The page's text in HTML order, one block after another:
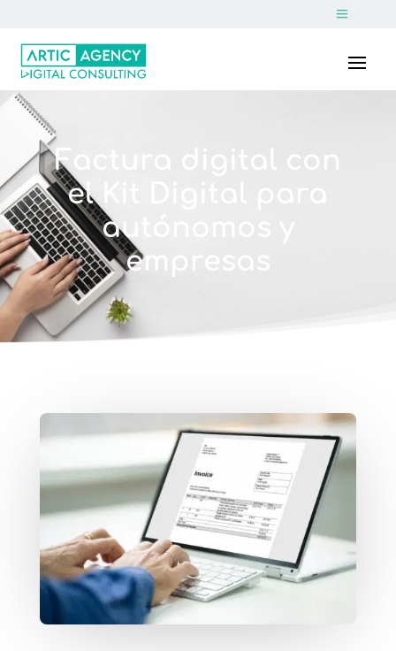
Factura digital con
el Kit Digital para
autónomos y
empresas